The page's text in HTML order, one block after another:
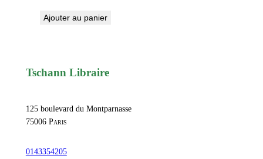
Ajouter au panier
Tschann Libraire
125 boulevard du Montparnasse
75006 Paris
0143354205